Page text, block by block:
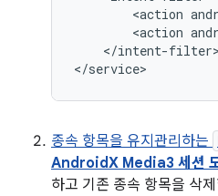
<action
<action
</intent-filter>
종속 항목을 유지관리하는
AndroidX Media3 세션
하고 기존 종속 항목을 삭